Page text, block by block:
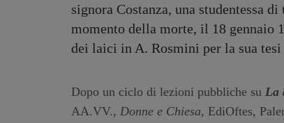
signora Costanza, una studentessa
momento della morte, il 18 gennaio
dei laici in A. Rosmini per la sua
Dopo un ciclo di lezioni pubbliche su La
AA.VV., Donne e Chiesa, EdiOftes,